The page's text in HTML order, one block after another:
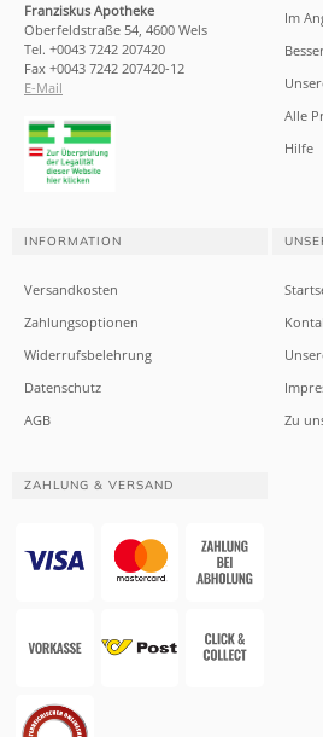
Franziskus Apotheke
Oberfeldstraße 54, 4600 Wels
Tel. +0043 7242 207420
Fax +0043 7242 207420-12
E-Mail
Im
Alle
Hilfe
INFORMATION
Versandkosten
Zahlungsoptionen
Widerrufsbelehrung
Datenschutz
AGB
Zu
ZAHLUNG & VERSAND